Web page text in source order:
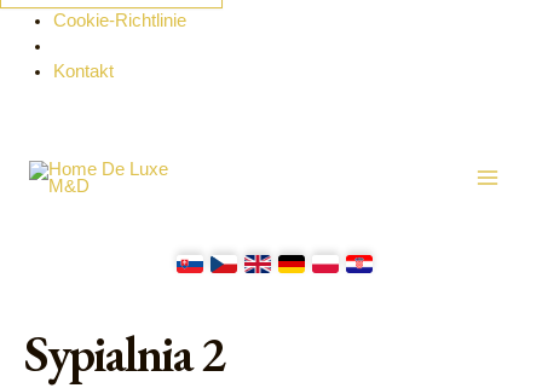
Cookie-Richtlinie
Kontakt
Sypialnia 2